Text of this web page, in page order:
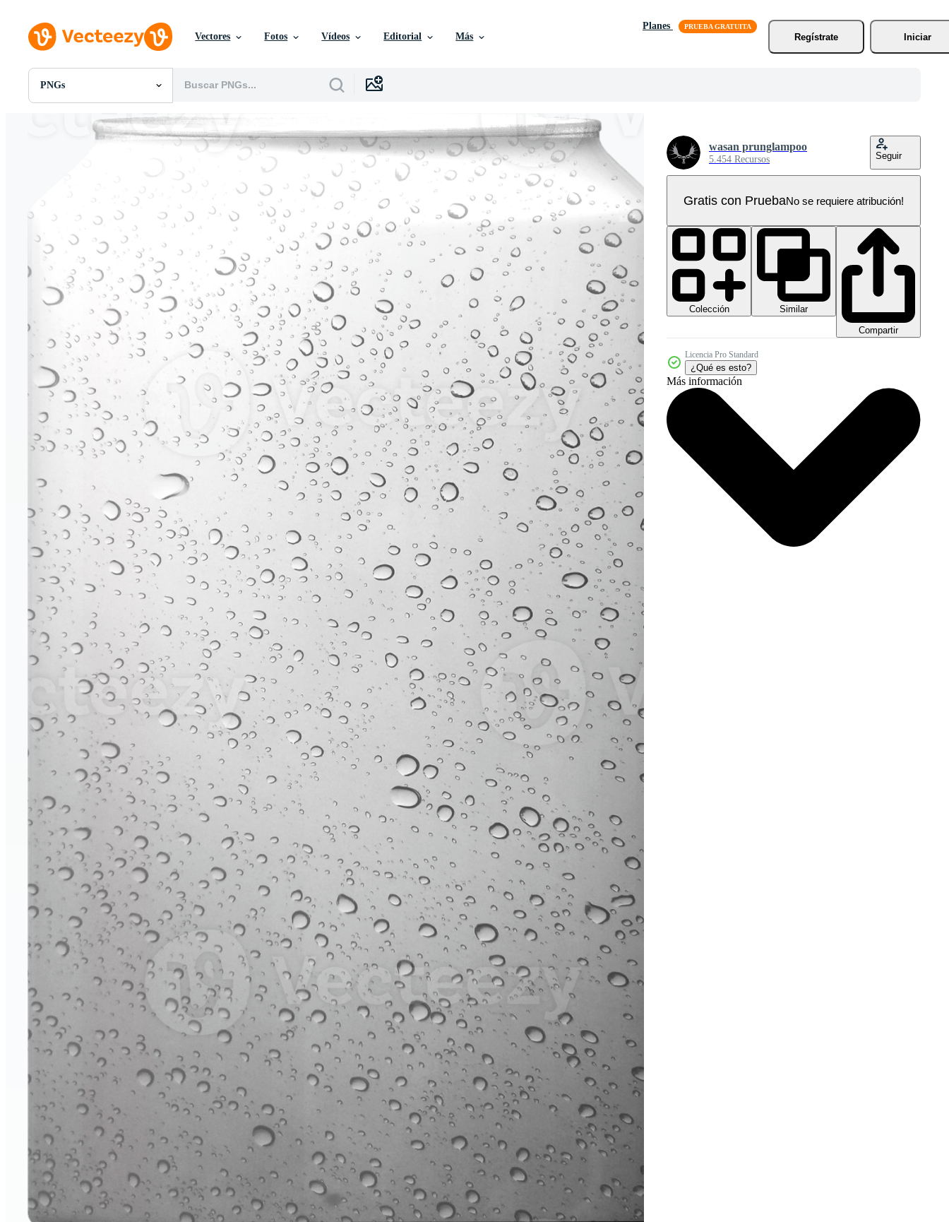
Vectores Fotos Vídeos Editorial Más
Planes
Regístrate
Iniciar
PNGs
Todas Imágenes
Gráficos en Movimiento
Imágenes Editoriales
Eventos Editoriales
wasan prunglampoo
5.454 Recursos Seguir
Gratis con PruebaNo se requiere atribución!
Colección
Similar
Compartir
Licencia Pro Standard
¿Qué es esto?
Más información